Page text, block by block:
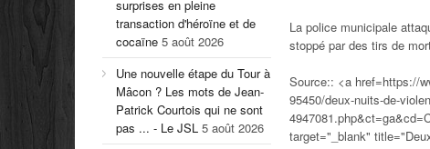
La police municipale
stoppé par des tirs de
Source:: <a href=https://
95450/deux-nuits-de-
target="_blank"
surprises en pleine
transaction d'héroïne et de
cocaïne 5 août 2026
Une nouvelle étape du Tour à
Mâcon ? Les mots de Jean-
Patrick Courtois qui ne sont
pas ... - Le JSL 5 août 2026